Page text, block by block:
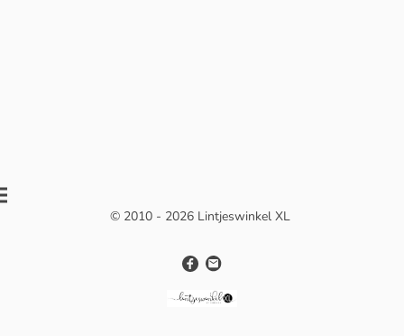
© 2010 - 2026 Lintjeswinkel XL